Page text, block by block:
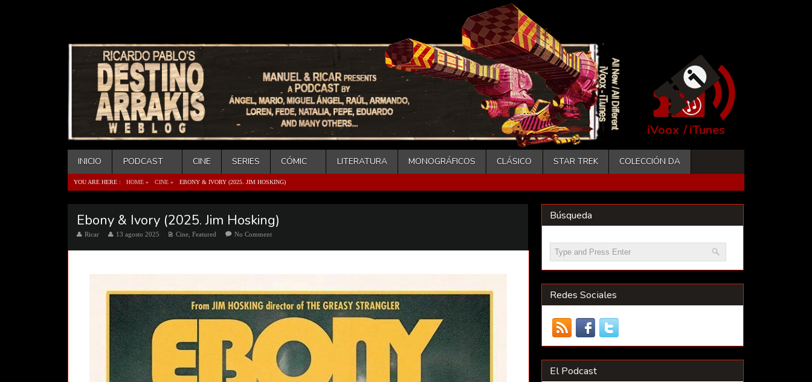
iVoox /iTunes
INICIO PODCAST CINE SERIES CÓMIC LITERATURA MONOGRÁFICOS CLÁSICO STAR TREK COLECCIÓN DA
YOU ARE HERE : HOME » CINE» EBONY & IVORY (2025. JIM HOSKING)
Ebony & Ivory (2025. Jim Hosking)
Ricar 13 agosto 2025 Cine ,Featured No Comment
Búsqueda
Redes Sociales
El Podcast